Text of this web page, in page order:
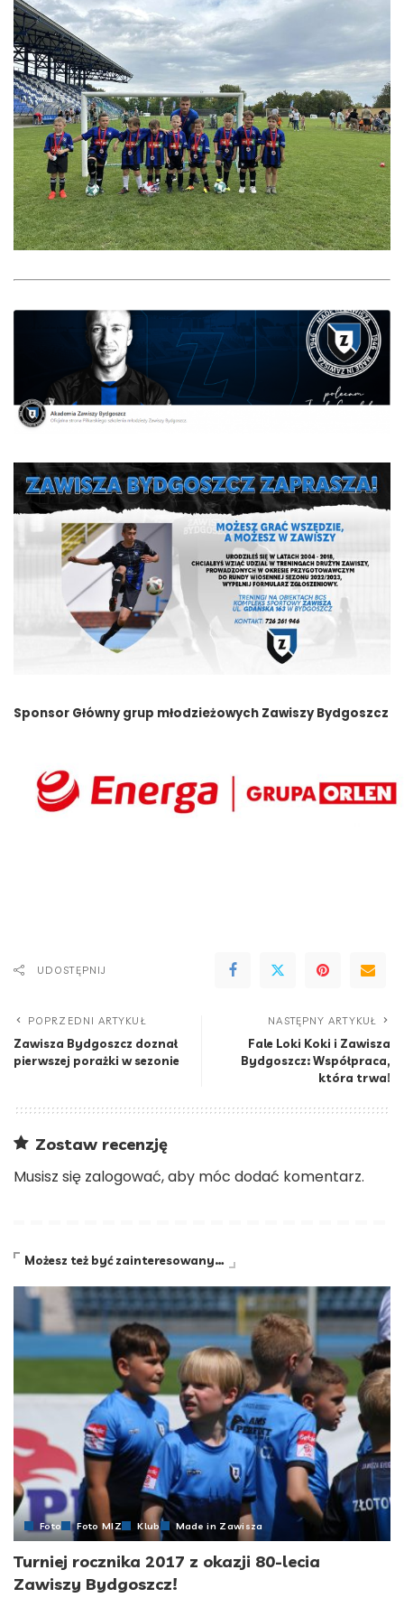
Sponsor Główny grup młodzieżowych Zawiszy Bydgoszcz
UDOSTĘPNIJ
POPRZEDNI ARTYKUŁ
Zawisza Bydgoszcz doznał
pierwszej porażki w sezonie
NASTĘPNY ARTYKUŁ
Fale Loki Koki i Zawisza
Bydgoszcz: Współpraca,
która trwa!
Zostaw recenzję
Musisz się zalogować, aby móc dodać komentarz.
Możesz też być zainteresowany…
Foto Foto MIZ Klub Made in Zawisza
Turniej rocznika 2017 z okazji 80-lecia
Zawiszy Bydgoszcz!